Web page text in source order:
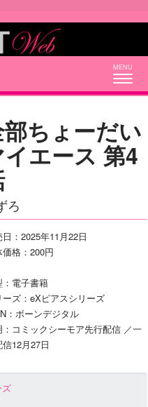
ちょーだい
イエース 第4
ろ
日：2025年11月22日
価格：200円
：電子書籍
ーズ：eXピアスシリーズ
：ボーンデジタル
：コミックシーモア先行配信 ／一
12月27日